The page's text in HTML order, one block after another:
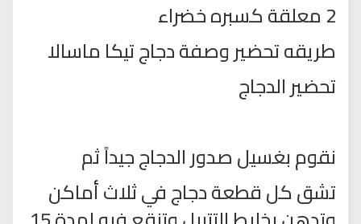
2 معلقة كسبره خضراء
طريقه تحضير وصفة دجاج تيكا ماسالا
تحضير الدجاج
نقوم بغسيل صدور الدجاج جيداً ثم
تشق كل قطعة دجاج في ثلاث أماكن